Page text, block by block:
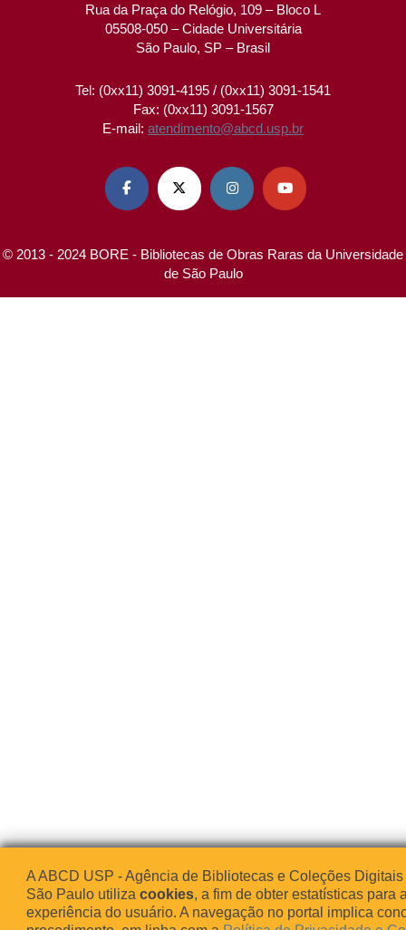
Rua da Praça do Relógio, 109 – Bloco L
05508-050 – Cidade Universitária
São Paulo, SP – Brasil
Tel: (0xx11) 3091-4195 / (0xx11) 3091-1541
Fax: (0xx11) 3091-1567
E-mail: atendimento@abcd.usp.br
   
© 2013 - 2024 BORE - Bibliotecas de Obras Raras da Universidade
de São Paulo
A ABCD USP - Agência de Bibliotecas e Coleções
São Paulo utiliza cookies, a fim de obter estatísticas para
experiência do usuário. A navegação no portal implica